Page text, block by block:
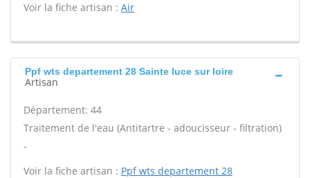
Voir la fiche artisan : Air
Ppf wts departement 28 Sainte luce sur loire
Artisan
Département: 44
Traitement de l'eau (Antitartre - adoucisseur - filtration)
-
Voir la fiche artisan : Ppf wts departement 28